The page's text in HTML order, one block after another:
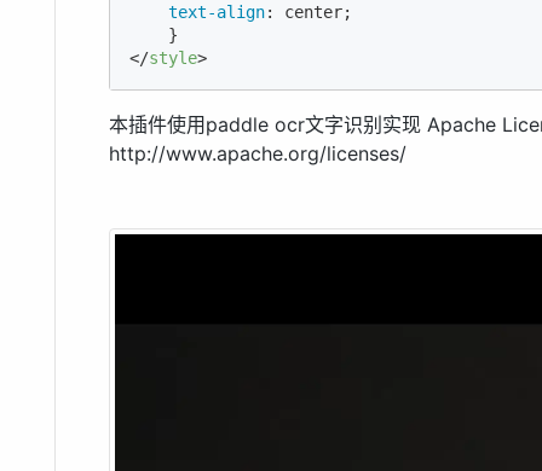
text-align: center;
</style>
本插件使用paddle ocr文字识别实现 Apache
http://www.apache.org/licenses/